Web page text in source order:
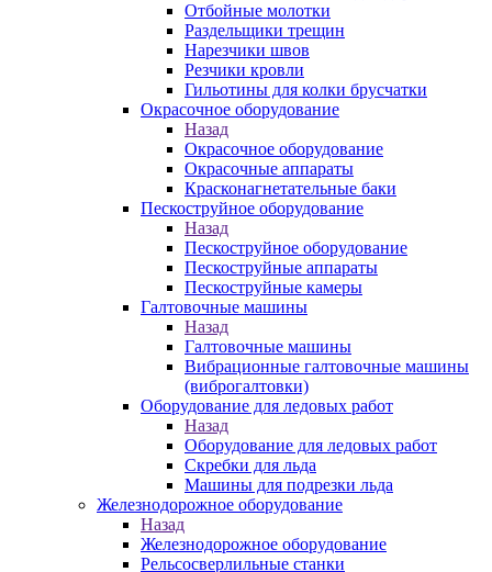
Отбойные молотки
Раздельщики трещин
Нарезчики швов
Резчики кровли
Гильотины для колки брусчатки
Окрасочное оборудование
Назад
Окрасочное оборудование
Окрасочные аппараты
Красконагнетательные баки
Пескоструйное оборудование
Назад
Пескоструйное оборудование
Пескоструйные аппараты
Пескоструйные камеры
Галтовочные машины
Назад
Галтовочные машины
Вибрационные галтовочные машины
(виброгалтовки)
Оборудование для ледовых работ
Назад
Оборудование для ледовых работ
Скребки для льда
Машины для подрезки льда
Железнодорожное оборудование
Назад
Железнодорожное оборудование
Рельсосверлильные станки